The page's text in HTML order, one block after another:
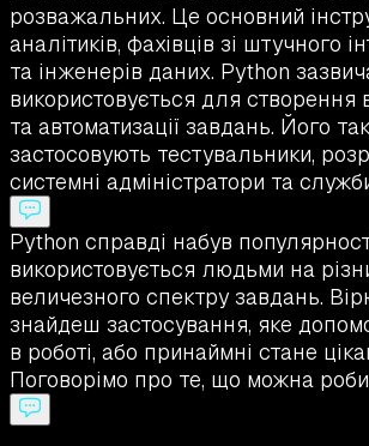
розважальних. Це основний
аналітиків, фахівців зі штучного
та інженерів даних. Python
використовується для створення
та автоматизації завдань. Його
застосовують тестувальники,
системні адміністратори та
Python справді набув
використовується людьми на
величезного спектру завдань.
знайдеш застосування, яке
в роботі, або принаймні стане
Поговорімо про те, що можна